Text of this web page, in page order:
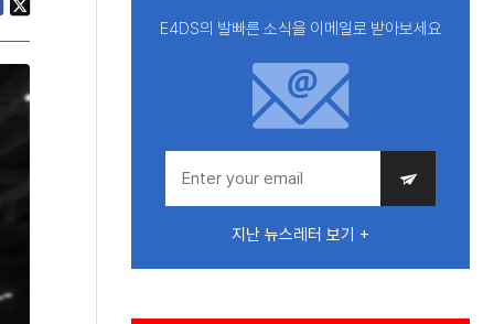
E4DS의 발빠른 소식을 이메일로 받아보세요
지난 뉴스레터 보기 +